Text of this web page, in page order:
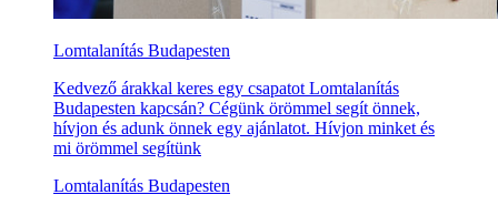
Lomtalanítás Budapesten
Kedvező árakkal keres egy csapatot Lomtalanítás
Budapesten kapcsán? Cégünk örömmel segít önnek,
hívjon és adunk önnek egy ajánlatot. Hívjon minket és
mi örömmel segítünk
Lomtalanítás Budapesten